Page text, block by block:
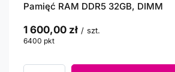
Pamięć RAM DDR5 32GB, DIMM
1 600,00 zł / szt.
6400 pkt